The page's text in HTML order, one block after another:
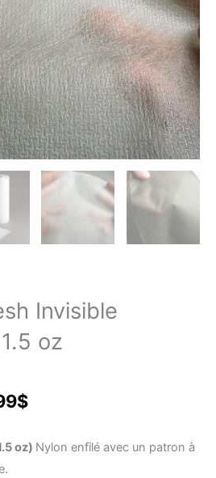
Invisible
oz
$Plage
oz) Nylon enfilé avec un patron à